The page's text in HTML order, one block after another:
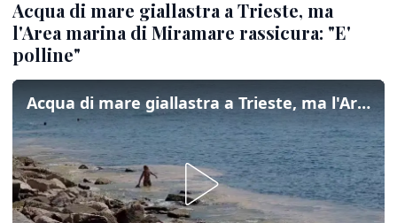
Acqua di mare giallastra a Trieste, ma
l'Area marina di Miramare rassicura: "E'
polline"
Acqua di mare giallastra a Trieste, ma l'Area marina di Miramare rassicura: "E' polline"